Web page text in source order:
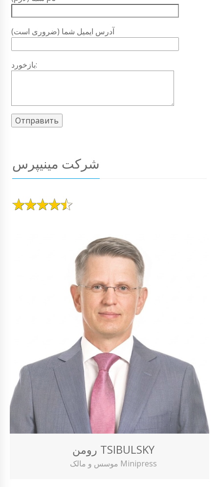
آدرس ایمیل شما (ضروری است)
بازخورد:
شرکت مینیپرس
رومن TSIBULSKY
موسس و مالک Minipress